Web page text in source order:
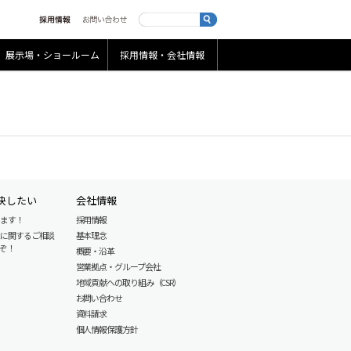
展示場・ショールーム 採用情報・会社情報
したい
す！
関するご相談
！
会社情報
採用情報
基本理念
概要・沿革
営業拠点・グループ会社
地域貢献への取り組み（CSR）
お問い合わせ
資料請求
個人情報保護方針